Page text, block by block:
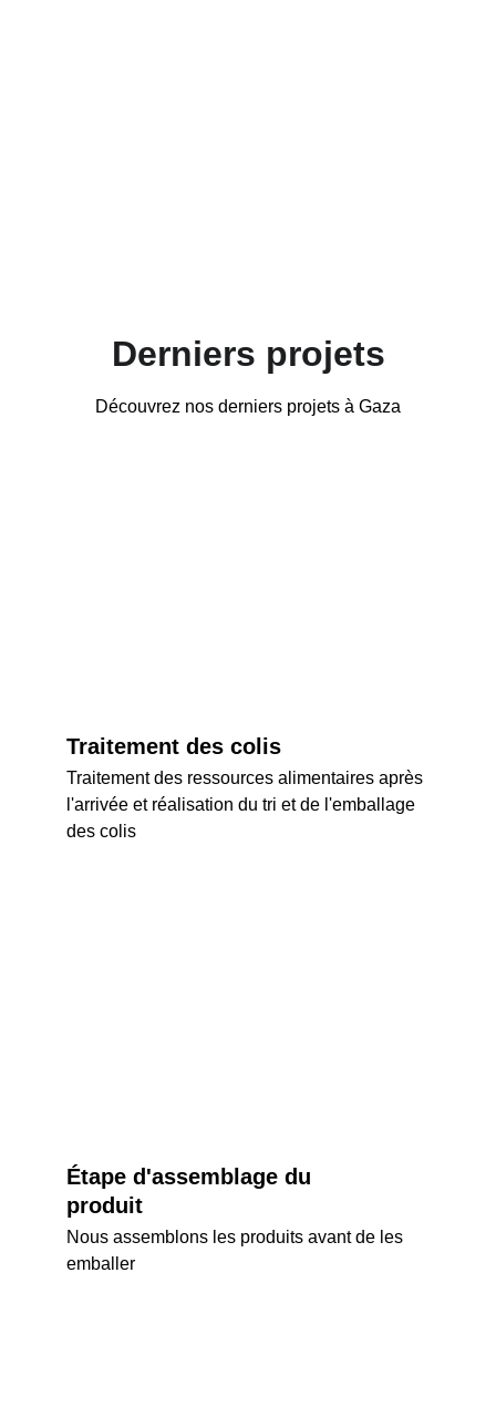
Derniers projets
Découvrez nos derniers projets à Gaza
Traitement des colis
Traitement des ressources alimentaires après
l'arrivée et réalisation du tri et de l'emballage
des colis
Étape d'assemblage du
produit
Nous assemblons les produits avant de les
emballer